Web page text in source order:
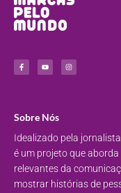
Sobre Nós
Idealizado pela
é um projeto que
relevantes da
mostrar histórias de